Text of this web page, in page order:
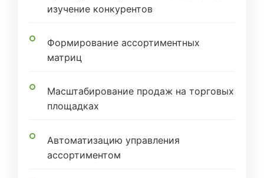
изучение конкурентов
Формирование ассортиментных
матриц
Масштабирование продаж на торговых
площадках
Автоматизацию управления
ассортиментом